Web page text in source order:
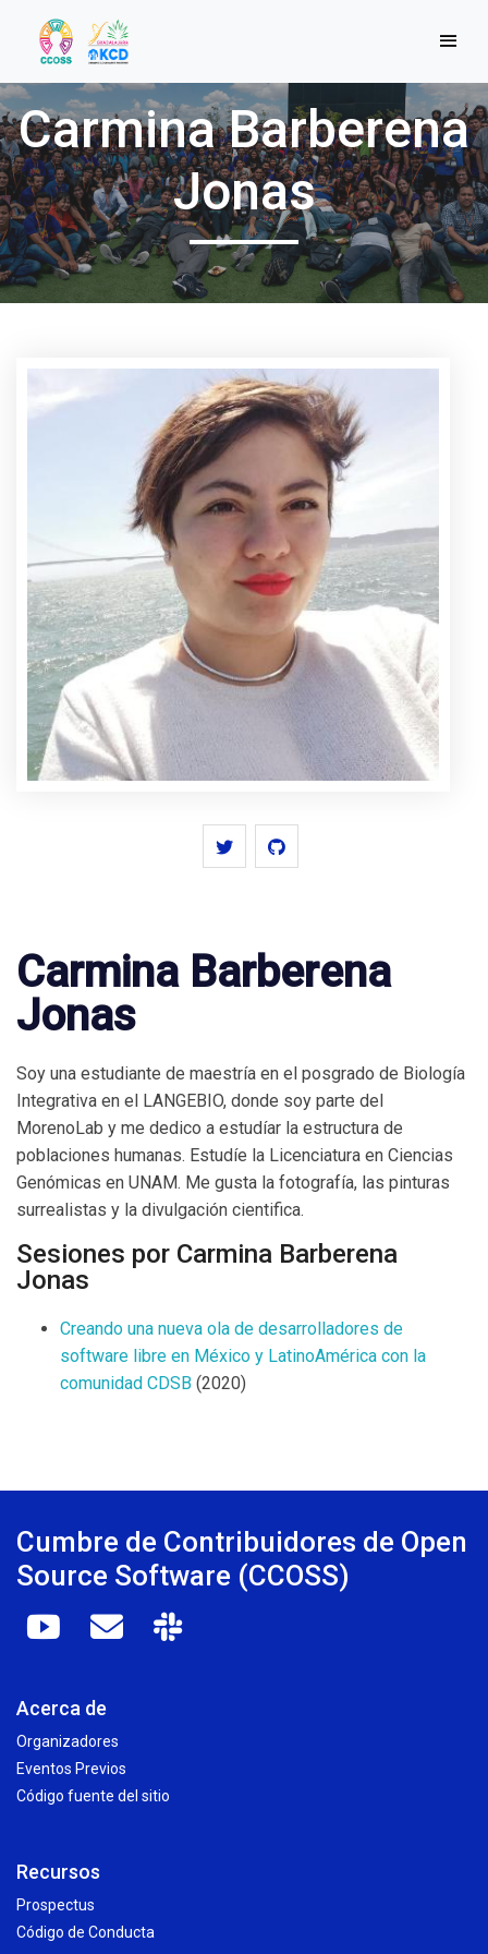
Carmina Barberena
Jonas
Carmina Barberena
Jonas
Soy una estudiante de maestría en el posgrado de Biología
Integrativa en el LANGEBIO, donde soy parte del
MorenoLab y me dedico a estudíar la estructura de
poblaciones humanas. Estudíe la Licenciatura en Ciencias
Genómicas en UNAM. Me gusta la fotografía, las pinturas
surrealistas y la divulgación cientifica.
Sesiones por Carmina Barberena
Jonas
Creando una nueva ola de desarrolladores de
software libre en México y LatinoAmérica con la
comunidad CDSB (2020)
Cumbre de Contribuidores de Open
Source Software (CCOSS)
Acerca de
Organizadores
Eventos Previos
Código fuente del sitio
Recursos
Prospectus
Código de Conducta